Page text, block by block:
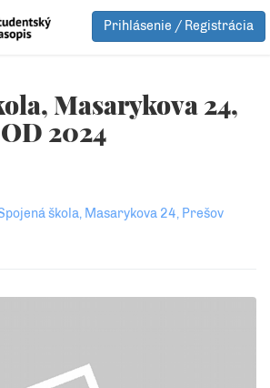
Prihlásenie / Registrácia
Masarykova 24,
2024
škola, Masarykova 24, Prešov